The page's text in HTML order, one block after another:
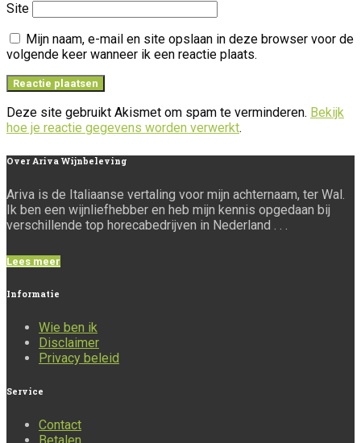
Site
Mijn naam, e-mail en site opslaan in deze browser voor de
volgende keer wanneer ik een reactie plaats.
Deze site gebruikt Akismet om spam te verminderen. Bekijk
hoe je reactie gegevens worden verwerkt.
Over Ariva Wijnbeleving
Ariva is de Italiaanse vertaling voor mijn achternaam, ter Wal.
Ik ben een wijnliefhebber en heb mijn kennis opgedaan bij
verschillende top horecabedrijven in Nederland . . .
Lees meer
Informatie
Wie ben ik
Disclaimer
Privacy beleid
Service
Contact